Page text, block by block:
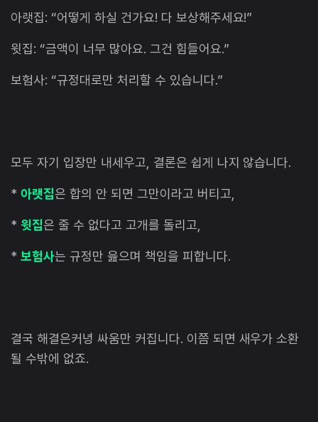
아랫집: “어떻게 하실 건가요! 다 보상해주세요!”
윗집: “금액이 너무 많아요. 그건 힘들어요.”
보험사: “규정대로만 처리할 수 있습니다.”
모두 자기 입장만 내세우고, 결론은 쉽게 나지 않습니다.
* 아랫집은 합의 안 되면 그만이라고 버티고,
* 윗집은 줄 수 없다고 고개를 돌리고,
* 보험사는 규정만 읊으며 책임을 피합니다.
결국 해결은커녕 싸움만 커집니다. 이쯤 되면 새우가 소환
될 수밖에 없죠.